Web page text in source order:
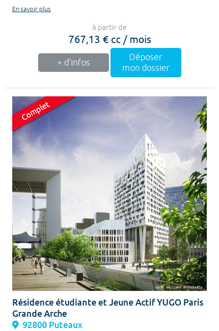
En savoir plus
à partir de
767,13 € cc / mois
+ d'infos
Déposer
mon dossier
Résidence étudiante et Jeune Actif YUGO Paris
Grande Arche
92800 Puteaux